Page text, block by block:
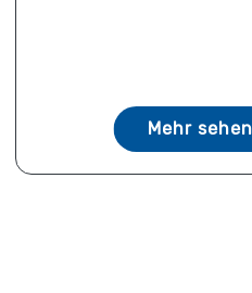
Mehr sehen